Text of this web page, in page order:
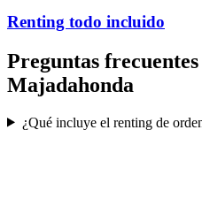
Renting todo incluido
Preguntas
Majadahonda
¿Qué incluye el renting de